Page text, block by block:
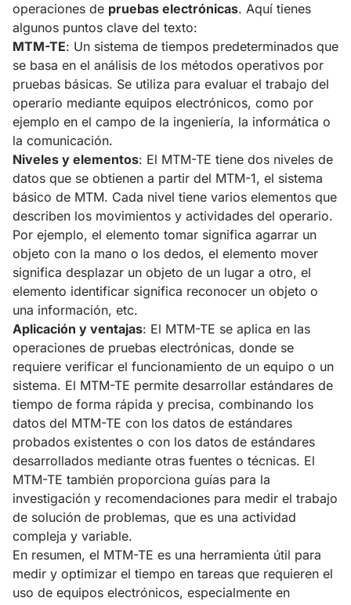
operaciones de pruebas electrónicas. Aquí tienes
algunos puntos clave del texto:
MTM-TE: Un sistema de tiempos predeterminados que
se basa en el análisis de los métodos operativos por
pruebas básicas. Se utiliza para evaluar el trabajo del
operario mediante equipos electrónicos, como por
ejemplo en el campo de la ingeniería, la informática o
la comunicación.
Niveles y elementos: El MTM-TE tiene dos niveles de
datos que se obtienen a partir del MTM-1, el sistema
básico de MTM. Cada nivel tiene varios elementos que
describen los movimientos y actividades del operario.
Por ejemplo, el elemento tomar significa agarrar un
objeto con la mano o los dedos, el elemento mover
significa desplazar un objeto de un lugar a otro, el
elemento identificar significa reconocer un objeto o
una información, etc.
Aplicación y ventajas: El MTM-TE se aplica en las
operaciones de pruebas electrónicas, donde se
requiere verificar el funcionamiento de un equipo o un
sistema. El MTM-TE permite desarrollar estándares de
tiempo de forma rápida y precisa, combinando los
datos del MTM-TE con los datos de estándares
probados existentes o con los datos de estándares
desarrollados mediante otras fuentes o técnicas. El
MTM-TE también proporciona guías para la
investigación y recomendaciones para medir el trabajo
de solución de problemas, que es una actividad
compleja y variable.
En resumen, el MTM-TE es una herramienta útil para
medir y optimizar el tiempo en tareas que requieren el
uso de equipos electrónicos, especialmente en